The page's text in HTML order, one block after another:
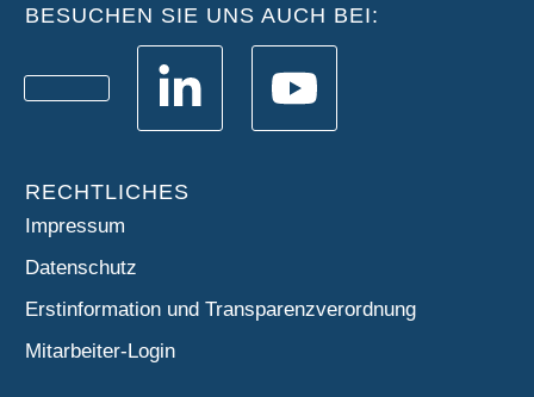
BESUCHEN SIE UNS AUCH BEI:
RECHTLICHES
Impressum
Datenschutz
Erstinformation und Transparenzverordnung
Mitarbeiter-Login